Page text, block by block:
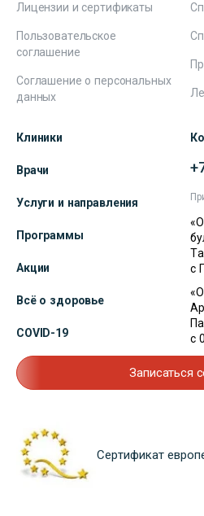
Лицензии и сертификаты
Пользовательское
соглашение
Соглашение о персональных
данных
Клиники
Врачи
Услуги и направления
Программы
Акции
Всё о здоровье
COVID-19
с
с
Записаться
Сертификат